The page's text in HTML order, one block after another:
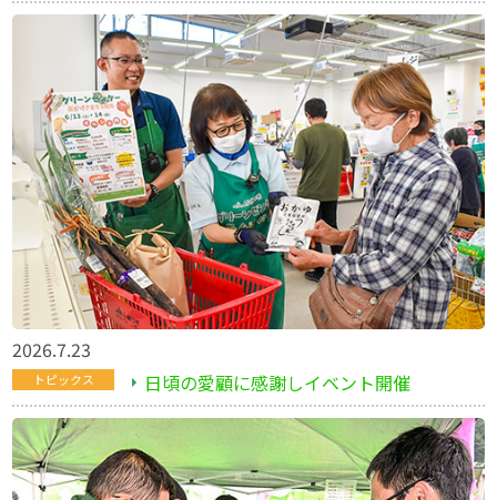
2026.7.23
トピックス 日頃の愛顧に感謝しイベント開催